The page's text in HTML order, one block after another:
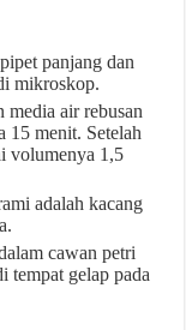
panjang dan
mikroskop.
media air rebusan
15 menit. Setelah
volumenya 1,5
adalah kacang
cawan petri
tempat gelap pada